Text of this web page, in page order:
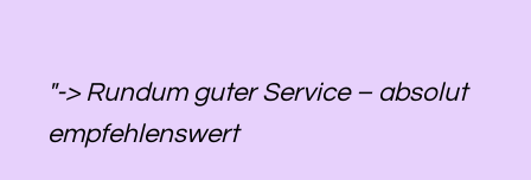
"-> Rundum guter Service – absolut
empfehlenswert